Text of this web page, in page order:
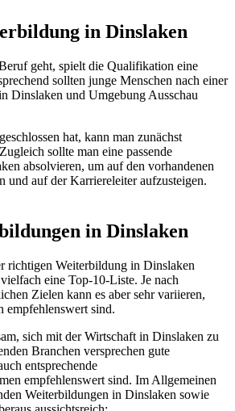
in Dinslaken
geht, spielt die Qualifikation eine
sollten junge Menschen nach einer
Dinslaken und Umgebung Ausschau
hat, kann man zunächst
sollte man eine passende
absolvieren, um auf den vorhandenen
und auf der Karriereleiter aufzusteigen.
in Dinslaken
richtigen Weiterbildung in Dinslaken
eine Top-10-Liste. Je nach
Zielen kann es aber sehr variieren,
empfehlenswert sind.
sich mit der Wirtschaft in Dinslaken zu
Branchen versprechen gute
entsprechende
empfehlenswert sind. Im Allgemeinen
Weiterbildungen in Dinslaken sowie